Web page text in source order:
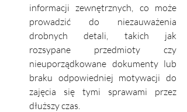
informacji zewnętrznych, co może
prowadzić do niezauważenia
drobnych detali, takich jak
rozsypane przedmioty czy
nieuporządkowane dokumenty lub
braku odpowiedniej motywacji do
zajęcia się tymi sprawami przez
dłuższy czas.